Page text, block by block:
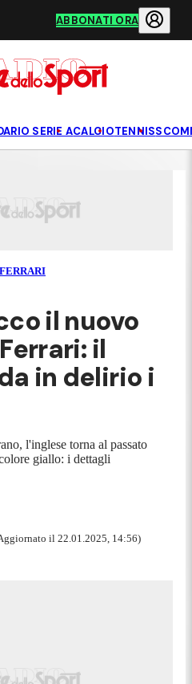
ABBONATI ORA
SERIE ACALCIOTENNIS
FERRARI
il nuovo
il
in delirio i
l'inglese torna al passato
giallo: i dettagli
il 22.01.2025, 14:56)